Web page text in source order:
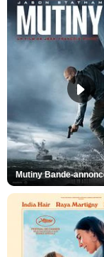
Mutiny Bande-